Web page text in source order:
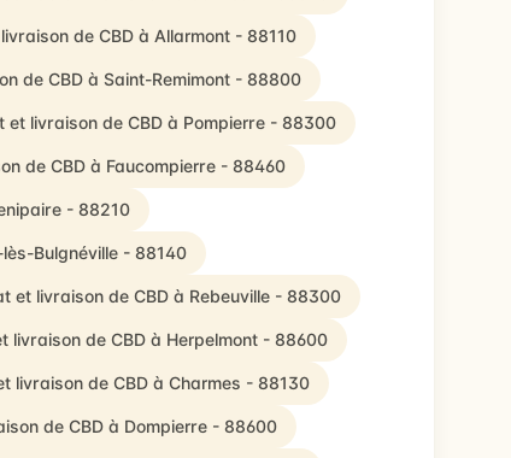
de CBD à Allarmont - 88110
de CBD à Saint-Remimont - 88800
et livraison de CBD à Pompierre - 88300
de CBD à Faucompierre - 88460
- 88210
Bulgnéville - 88140
et livraison de CBD à Rebeuville - 88300
livraison de CBD à Herpelmont - 88600
livraison de CBD à Charmes - 88130
de CBD à Dompierre - 88600